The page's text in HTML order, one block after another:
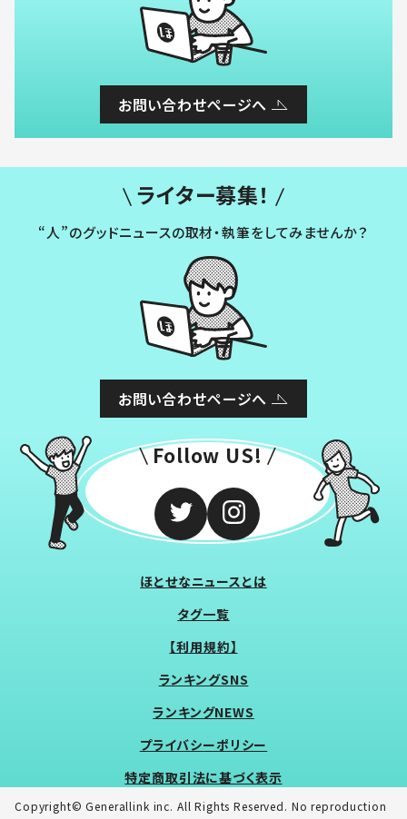
お問い合わせページへ
ライター募集！
“人”のグッドニュースの取材・執筆をしてみませんか？
お問い合わせページへ
Follow US!
ほとせなニュースとは
タグ一覧
【利用規約】
ランキングSNS
ランキングNEWS
プライバシーポリシー
特定商取引法に基づく表示
Copyright© Generallink inc. All Rights Reserved. No reproduction